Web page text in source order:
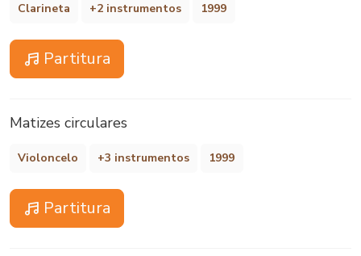
Clarineta +2 instrumentos 1999
Partitura
Matizes circulares
Violoncelo +3 instrumentos 1999
Partitura